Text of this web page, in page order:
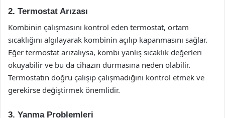
2. Termostat Arızası
Kombinin çalışmasını kontrol eden termostat, ortam
sıcaklığını algılayarak kombinin açılıp kapanmasını sağlar.
Eğer termostat arızalıysa, kombi yanlış sıcaklık değerleri
okuyabilir ve bu da cihazın durmasına neden olabilir.
Termostatın doğru çalışıp çalışmadığını kontrol etmek ve
gerekirse değiştirmek önemlidir.
3. Yanma Problemleri